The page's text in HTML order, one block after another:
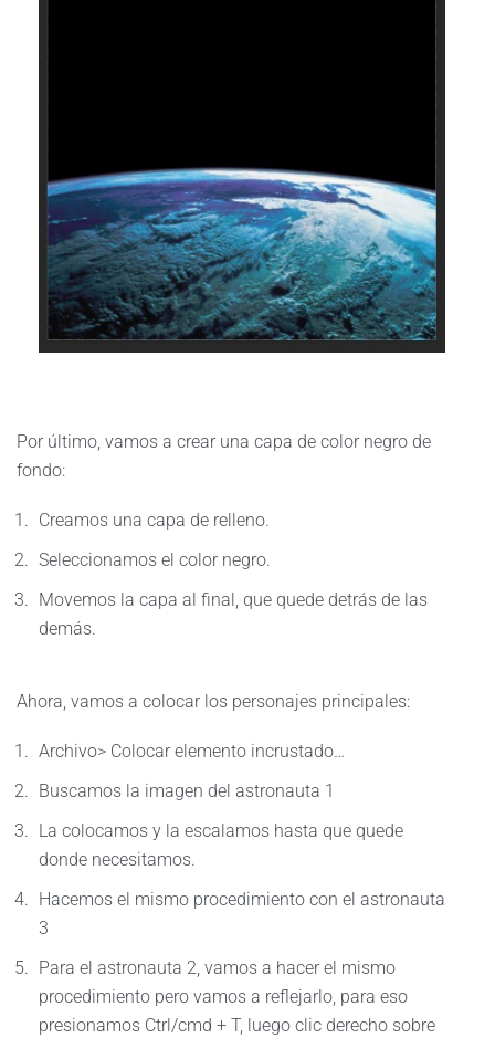
Por último, vamos a crear una capa de color negro de
fondo:
Creamos una capa de relleno.
Seleccionamos el color negro.
Movemos la capa al final, que quede detrás de las
demás.
Ahora, vamos a colocar los personajes principales:
Archivo> Colocar elemento incrustado…
Buscamos la imagen del astronauta 1
La colocamos y la escalamos hasta que quede
donde necesitamos.
Hacemos el mismo procedimiento con el astronauta
3
Para el astronauta 2, vamos a hacer el mismo
procedimiento pero vamos a reflejarlo, para eso
presionamos Ctrl/cmd + T, luego clic derecho sobre